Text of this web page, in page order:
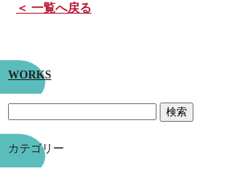
＜ 一覧へ戻る
WORKS
カテゴリー